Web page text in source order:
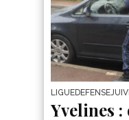
Yvelines